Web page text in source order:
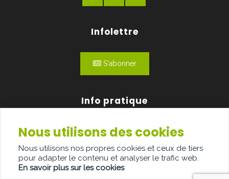
Infolettre
S'abonner
Info pratique
Qui sommes-nous?
Publicité
Contact
Nous utilisons des cookies
Nous utilisons nos propres cookies et ceux de tiers
pour adapter le contenu et analyser le trafic web.
En savoir plus sur les cookies